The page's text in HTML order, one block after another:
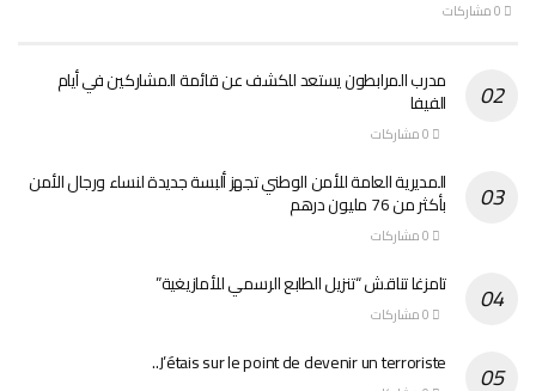
مدرب المرابطون يستعد للكشف عن قائمة المشاركين في أيام
الفيفا
المديرية العامة للأمن الوطني تجهز ألبسة جديدة لنساء ورجال الأمن
بأكثر من 76 مليون درهم
تامزغا تناقش “تنزيل الطابع الرسمي للأمازيغية”
J’étais sur le point de devenir un terroriste..